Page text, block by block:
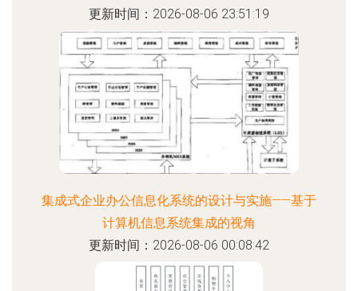
更新时间：2026-08-06 23:51:19
集成式企业办公信息化系统的设计与实施——基于
计算机信息系统集成的视角
更新时间：2026-08-06 00:08:42